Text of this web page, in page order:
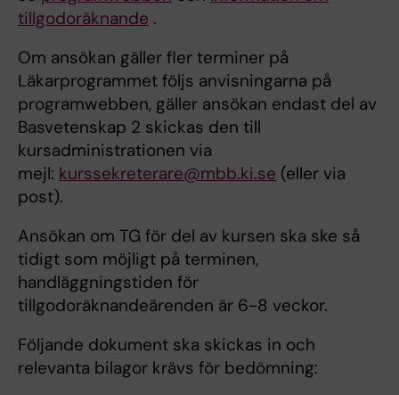
tillgodoräknande .
Om ansökan gäller fler terminer på
Läkarprogrammet följs anvisningarna på
programwebben, gäller ansökan endast del av
Basvetenskap 2 skickas den till
kursadministrationen via
mejl: kurssekreterare@mbb.ki.se (eller via
post).
Ansökan om TG för del av kursen ska ske så
tidigt som möjligt på terminen,
handläggningstiden för
tillgodoräknandeärenden är 6-8 veckor.
Följande dokument ska skickas in och
relevanta bilagor krävs för bedömning: